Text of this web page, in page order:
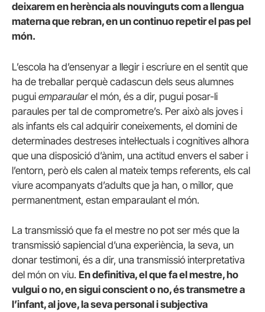
deixarem en herència als nouvinguts com a llengua
materna que rebran, en un continuo repetir el pas pel
món.
L’escola ha d’ensenyar a llegir i escriure en el sentit que
ha de treballar perquè cadascun dels seus alumnes
pugui emparaularel món, és a dir, pugui posar-li
paraules per tal de comprometre’s. Per això als joves i
als infants els cal adquirir coneixements, el domini de
determinades destreses intel·lectuals i cognitives alhora
que una disposició d’ànim, una actitud envers el saber i
l’entorn, però els calen al mateix temps referents, els cal
viure acompanyats d’adults que ja han, o millor, que
permanentment, estan emparaulant el món.
La transmissió que fa el mestre no pot ser més que la
transmissió sapiencial d’una experiència, la seva, un
donar testimoni, és a dir, una transmissió interpretativa
del món on viu. En definitiva, el que fa el mestre, ho
vulgui o no, en sigui conscient o no, és transmetre a
l’infant, al jove, la seva personal i subjectiva